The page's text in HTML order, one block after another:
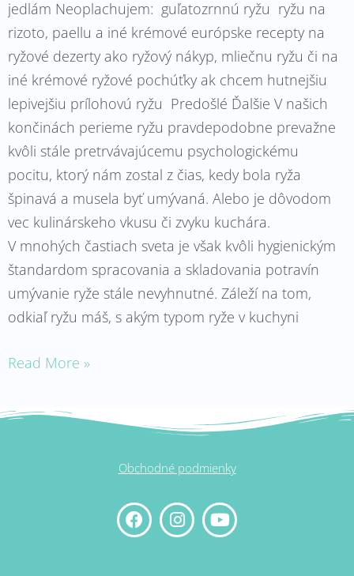
jedlám Neoplachujem: guľatozrnnú ryžu ryžu na
rizoto, paellu a iné krémové európske recepty na
ryžové dezerty ako ryžový nákyp, mliečnu ryžu či na
iné krémové ryžové pochúťky ak chcem hutnejšiu
lepivejšiu prílohovú ryžu Predošlé Ďalšie V našich
končinách perieme ryžu pravdepodobne prevažne
kvôli stále pretrvávajúcemu psychologickému
pocitu, ktorý nám zostal z čias, kedy bola ryža
špinavá a musela byť umývaná. Alebo je dôvodom
vec kulinárskeho vkusu či zvyku kuchára.
V mnohých častiach sveta je však kvôli hygienickým
štandardom spracovania a skladovania potravín
umývanie ryže stále nevyhnutné. Záleží na tom,
odkiaľ ryžu máš, s akým typom ryže v kuchyni
Read More »
Obchodné podmienky
F
a
c
I
n
s
Y
o
u